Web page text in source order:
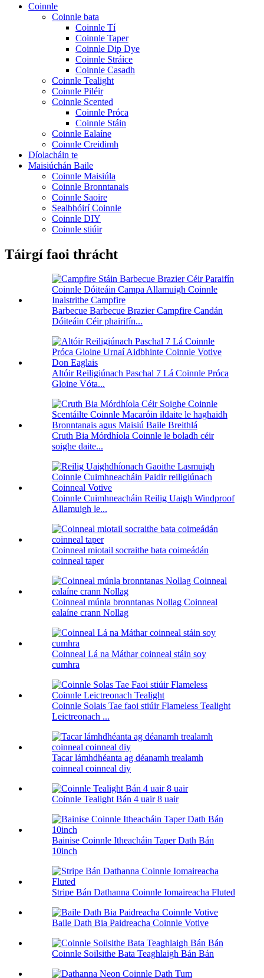
Coinnle
Coinnle bata
Coinnle Tí
Coinnle Taper
Coinnle Dip Dye
Coinnle Stráice
Coinnle Casadh
Coinnle Tealight
Coinnle Piléir
Coinnle Scented
Coinnle Próca
Coinnle Stáin
Coinnle Ealaíne
Coinnle Creidimh
Díolacháin te
Maisiúchán Baile
Coinnle Maisiúla
Coinnle Bronntanais
Coinnle Saoire
Sealbhóirí Coinnle
Coinnle DIY
Coinnle stiúir
Táirgí faoi thrácht
Barbecue Barbecue Brazier Campfire Candán
Dóiteáin Céir phairifín...
Altóir Reiligiúnach Paschal 7 Lá Coinnle Próca
Gloine Vóta...
Cruth Bia Mórdhíola Coinnle le boladh céir
soighe daite...
Coinnle Cuimhneacháin Reilig Uaigh Windproof
Allamuigh le...
Coinneal miotail socraithe bata coimeádán
coinneal taper
Coinneal múnla bronntanas Nollag Coinneal
ealaíne crann Nollag
Coinneal Lá na Máthar coinneal stáin soy
cumhra
Coinnle Solais Tae faoi stiúir Flameless Tealight
Leictreonach ...
Tacar lámhdhéanta ag déanamh trealamh
coinneal coinneal diy
Coinnle Tealight Bán 4 uair 8 uair
Bainise Coinnle Itheacháin Taper Dath Bán
10inch
Stripe Bán Dathanna Coinnle Iomaireacha Fluted
Baile Dath Bia Paidreacha Coinnle Votive
Coinnle Soilsithe Bata Teaghlaigh Bán Bán